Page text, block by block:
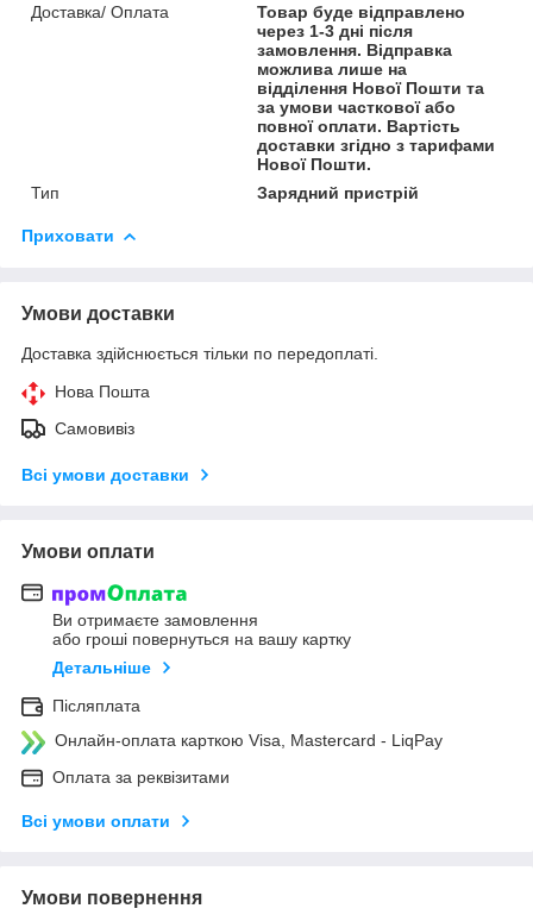
Доставка/ Оплата
Товар буде відправлено
через 1-3 дні після
замовлення. Відправка
можлива лише на
відділення Нової Пошти та
за умови часткової або
повної оплати. Вартість
доставки згідно з тарифами
Нової Пошти.
Тип
Зарядний пристрій
Приховати
Умови доставки
Доставка здійснюється тільки по передоплаті.
Нова Пошта
Самовивіз
Всі умови доставки
Умови оплати
Ви отримаєте замовлення
або гроші повернуться на вашу картку
Детальніше
Післяплата
Онлайн-оплата карткою Visa, Mastercard - LiqPay
Оплата за реквізитами
Всі умови оплати
Умови повернення